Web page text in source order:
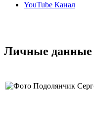
YouTube Канал
Личные данные